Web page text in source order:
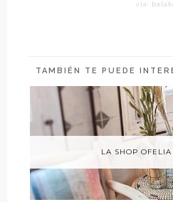
vía:
TAMBIÉN TE PUEDE
LA SHOP